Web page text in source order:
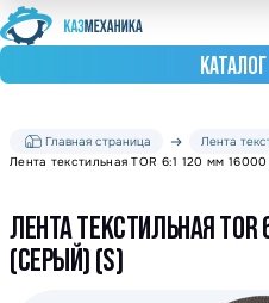
КАТАЛОГ
Главная страница
Лента
Лента текстильная TOR 6:1 120 мм
ЛЕНТА ТЕКСТИЛЬНАЯ TOR
(СЕРЫЙ) (S)